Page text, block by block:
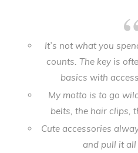
It’s not what you
counts. The key is
basics with
My motto is to go
belts, the hair clips,
Cute accessories
and pull it all